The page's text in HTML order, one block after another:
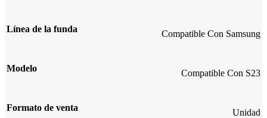
Línea de la funda Compatible Con Samsung
Modelo Compatible Con S23
Formato de venta Unidad